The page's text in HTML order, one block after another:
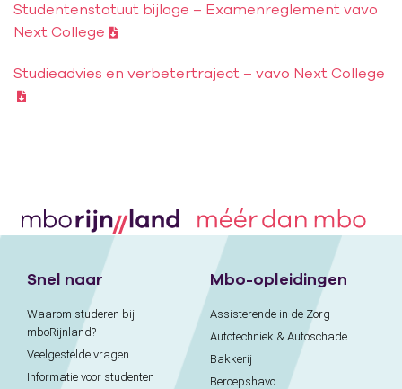
Studentenstatuut bijlage – Examenreglement vavo
Next College
Studieadvies en verbetertraject – vavo Next College
Snel naar
Waarom studeren bij
mboRijnland?
Veelgestelde vragen
Informatie voor studenten
Mbo-opleidingen
Assisterende in de Zorg
Autotechniek & Autoschade
Bakkerij
Beroepshavo